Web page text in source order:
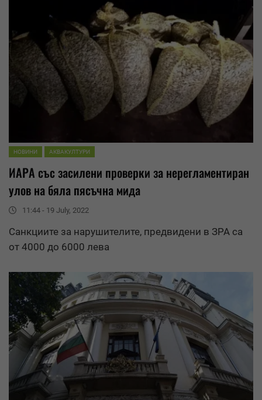
НОВИНИ АКВАКУЛТУРИ
ИАРА със засилени проверки за нерегламентиран
улов на бяла пясъчна мида
11:44 - 19 July, 2022
Санкциите за нарушителите, предвидени в ЗРА са
от 4000 до 6000 лева